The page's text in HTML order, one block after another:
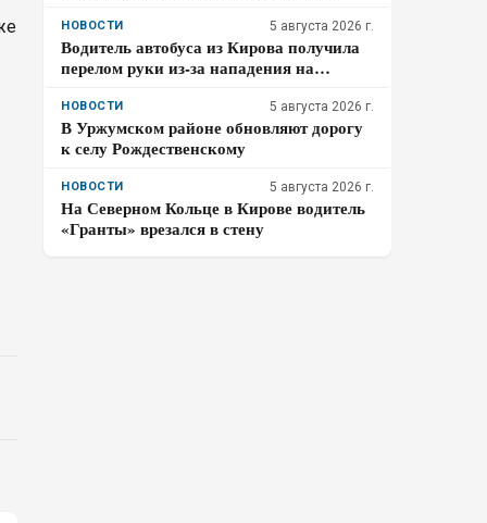
НОВОСТИ 5 августа 2026 г.
Водитель автобуса из Кирова получила
перелом руки из-за нападения на
НОВОСТИ 5 августа 2026 г.
В Уржумском районе обновляют дорогу
к селу Рождественскому
НОВОСТИ 5 августа 2026 г.
На Северном Кольце в Кирове водитель
«Гранты» врезался в стену